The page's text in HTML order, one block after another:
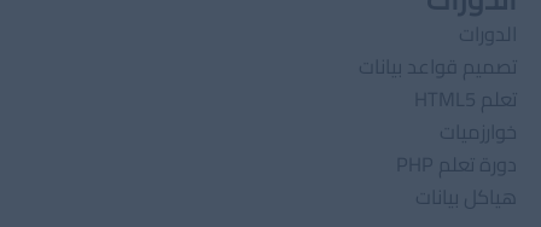
الدورات
تصميم قواعد بيانات
تعلم HTML5
خوارزميات
دورة تعلم PHP
هياكل بيانات